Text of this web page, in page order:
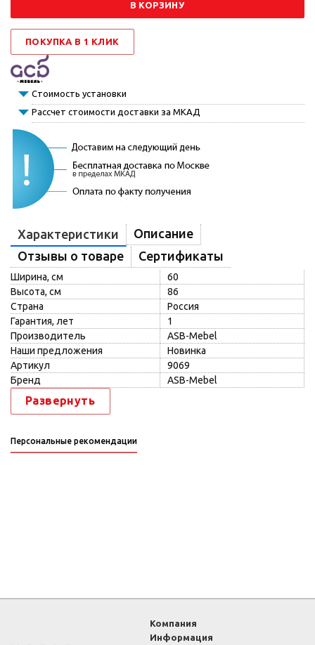
В КОРЗИНУ
ПОКУПКА В 1 КЛИК
Стоимость установки
Рассчет стоимости доставки за МКАД
Характеристики
Описание
Отзывы о товаре
Сертификаты
Ширина, см
60
Высота, см
86
Страна
Россия
Гарантия, лет
1
Производитель
ASB-Mebel
Наши предложения
Новинка
Артикул
9069
Бренд
ASB-Mebel
Развернуть
Персональные рекомендации
Компания
Информация